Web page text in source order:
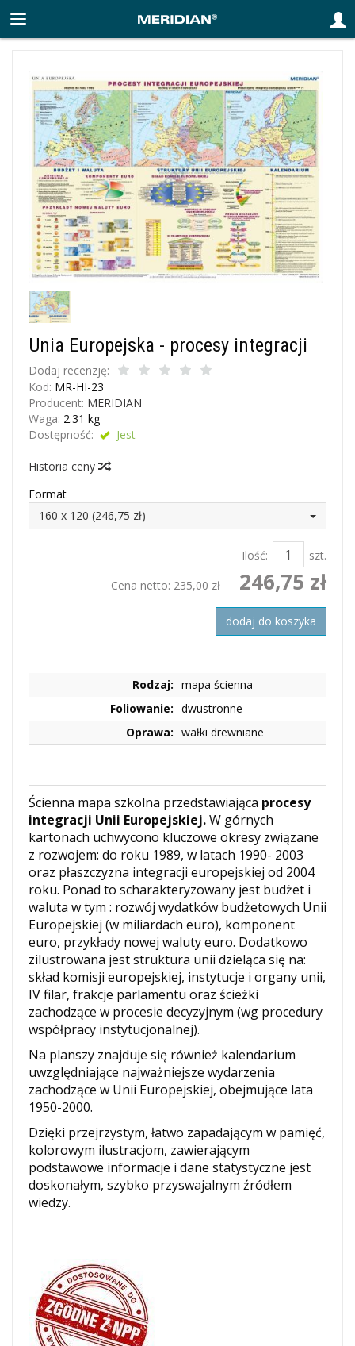
Unia Europejska - procesy integracji
Dodaj recenzję:
Kod: MR-HI-23
Producent: MERIDIAN
Waga: 2.31 kg
Dostępność:
Jest
Historia ceny
Format
160 x 120 (246,75 zł)
Ilość:
szt.
Cena netto: 235,00 zł 246,75 zł
dodaj do koszyka
Rodzaj: mapa ścienna
Foliowanie: dwustronne
Oprawa: wałki drewniane
Ścienna mapa szkolna przedstawiająca procesy
integracji Unii Europejskiej.W górnych
kartonach uchwycono kluczowe okresy związane
z rozwojem: do roku 1989, w latach 1990- 2003
oraz płaszczyzna integracji europejskiej od 2004
roku. Ponad to scharakteryzowany jest budżet i
waluta w tym : rozwój wydatków budżetowych Unii
Europejskiej (w miliardach euro), komponent
euro, przykłady nowej waluty euro. Dodatkowo
zilustrowana jest struktura unii dzieląca się na:
skład komisji europejskiej, instytucje i organy unii,
IV filar, frakcje parlamentu oraz ścieżki
zachodzące w procesie decyzyjnym (wg procedury
współpracy instytucjonalnej).
Na planszy znajduje się również kalendarium
uwzględniające najważniejsze wydarzenia
zachodzące w Unii Europejskiej, obejmujące lata
1950-2000.
Dzięki przejrzystym, łatwo zapadającym w pamięć,
kolorowym ilustracjom, zawierającym
podstawowe informacje i dane statystyczne jest
doskonałym, szybko przyswajalnym źródłem
wiedzy.